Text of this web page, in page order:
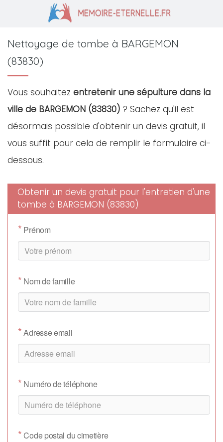
Nettoyage de tombe à BARGEMON
(83830)
Vous souhaitez entretenir une sépulture dans la
ville de BARGEMON (83830) ? Sachez qu'il est
désormais possible d'obtenir un devis gratuit, il
vous suffit pour cela de remplir le formulaire ci-
dessous.
Obtenir un devis gratuit pour l'entretien d'une
tombe à BARGEMON (83830)
* Prénom
* Nom de famille
*Adresse email
* Numéro de téléphone
*Code postal du cimetière